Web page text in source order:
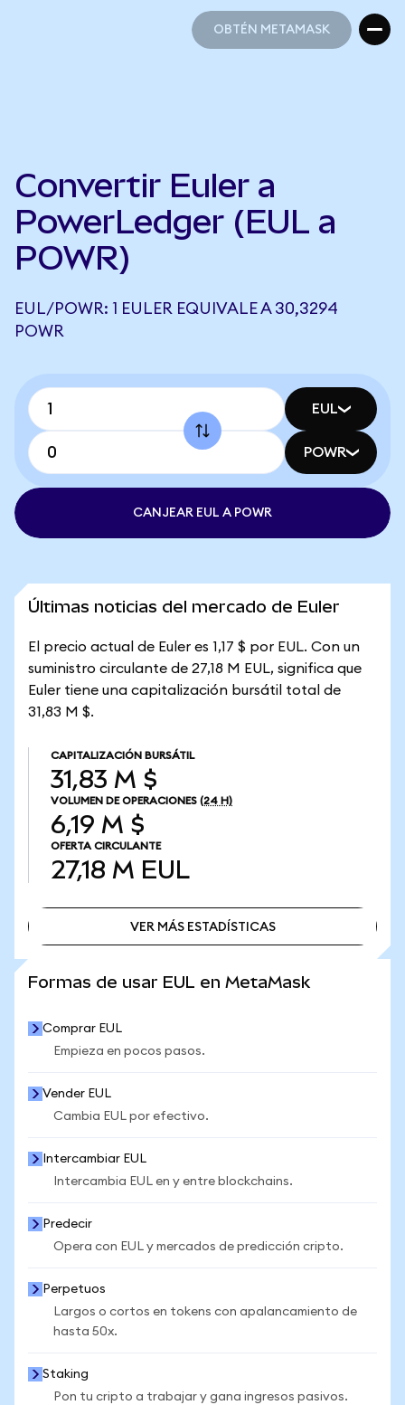
OBTÉN METAMASK
Convertir Euler a
PowerLedger (EUL a
POWR)
EUL/POWR: 1 EULER EQUIVALE A 30,3294
POWR
EUL
POWR
CANJEAR EUL A POWR
Últimas noticias del mercado de Euler
El precio actual de Euler es 1,17 $ por EUL. Con un
suministro circulante de 27,18 M EUL, significa que
Euler tiene una capitalización bursátil total de
31,83 M $.
CAPITALIZACIÓN BURSÁTIL
31,83 M $
VOLUMEN DE OPERACIONES (24 H)
6,19 M $
OFERTA CIRCULANTE
27,18 M EUL
VER MÁS ESTADÍSTICAS
Formas de usar EUL en MetaMask
Comprar EUL
Empieza en pocos pasos.
Vender EUL
Cambia EUL por efectivo.
Intercambiar EUL
Intercambia EUL en y entre blockchains.
Predecir
Opera con EUL y mercados de predicción cripto.
Perpetuos
Largos o cortos en tokens con apalancamiento de
hasta 50x.
Staking
Pon tu cripto a trabajar y gana ingresos pasivos.